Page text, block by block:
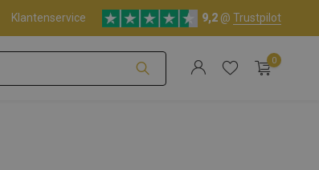
Klantenservice 9,2 @ Trustpilot
0